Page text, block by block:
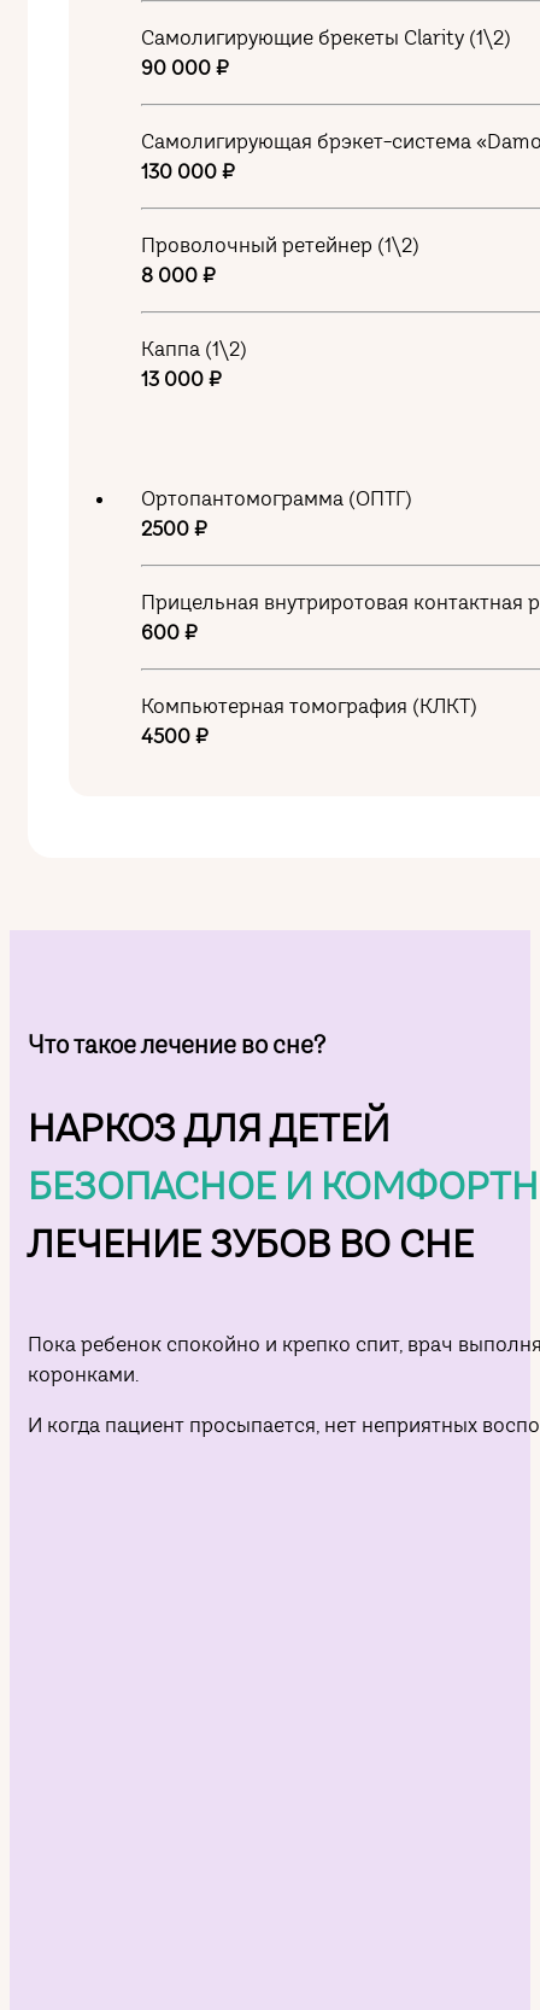
Самолигирующие брекеты Сlarity (1\2)
90 000 ₽
Самолигирующая брэкет-система
130 000 ₽
Проволочный ретейнер (1\2)
8 000 ₽
Каппа (1\2)
13 000 ₽
Ортопантомограмма (ОПТГ)
2500 ₽
Прицельная внутриротовая контактная
600 ₽
Компьютерная томография (КЛКТ)
4500 ₽
Что такое лечение во сне?
НАРКОЗ ДЛЯ ДЕТЕЙ
БЕЗОПАСНОЕ И
ЛЕЧЕНИЕ ЗУБОВ ВО СНЕ
Пока ребенок спокойно и крепко спит, врач
коронками.
И когда пациент просыпается, нет неприятных